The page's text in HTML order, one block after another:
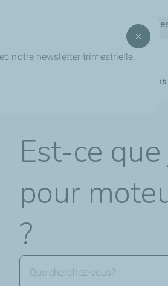
notre newsletter trimestrielle.
Qui
de l'huile pour moteur de voiture dans
Est-ce
pour
?